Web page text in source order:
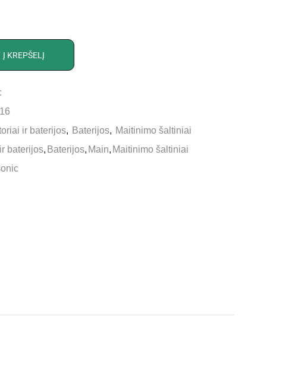
Į KREPŠELĮ
ir baterijos, Baterijos, Maitinimo šaltiniai
baterijos, Baterijos, Main, Maitinimo šaltiniai